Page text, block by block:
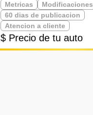
Metricas
Modificaciones
60 dias de publicacion
Atencion a cliente
$ Precio de tu auto